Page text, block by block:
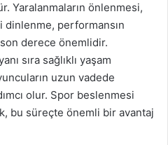
Yaralanmaların önlenmesi,
performansın
derece önemlidir.
sıra sağlıklı yaşam
uzun vadede
olur. Spor beslenmesi
bu süreçte önemli bir avantaj